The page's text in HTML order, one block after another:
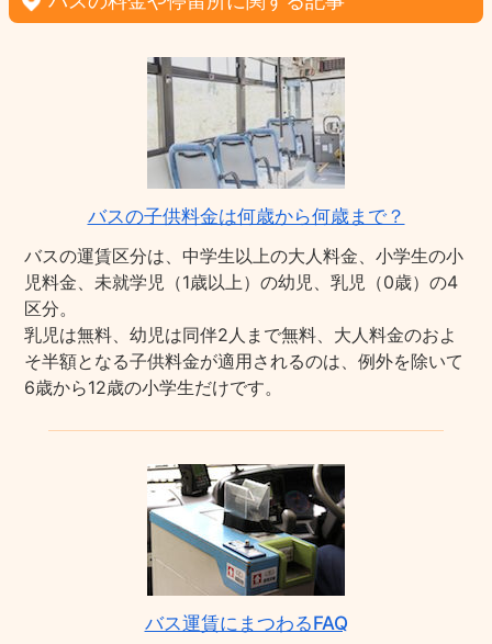
バスの子供料金は何歳から何歳まで？
バスの運賃区分は、中学生以上の大人料金、小学生の小
児料金、未就学児（1歳以上）の幼児、乳児（0歳）の4
区分。
乳児は無料、幼児は同伴2人まで無料、大人料金のおよ
そ半額となる子供料金が適用されるのは、例外を除いて
6歳から12歳の小学生だけです。
バス運賃にまつわるFAQ